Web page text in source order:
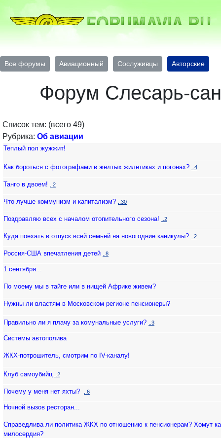
Все форумы Авиационный Сослуживцы Авторские
Форум Слесарь-
Список тем: (всего 49)
Рубрика: Об авиации
Теплый пол жужжит!
Как бороться с фотографами в желтых жилетиках и погонах? ..4
Танго в двоем! ..2
Что лучше коммунизм и капитализм? ..30
Поздравляю всех с началом отопительного сезона! ..2
Куда поехать в отпуск всей семьей на новогодние каникулы? ..2
Россия-США впечатления детей ..8
1 сентября...
По моему мы в тайге или в нищей Африке живем?
Нужны ли властям в Московском регионе пенсионеры?
Правильно ли я плачу за комунальные услуги? ..3
Системы автополива
ЖКХ-потрошитель, смотрим по IV-каналу!
Клуб самоубийц ..2
Почему у меня нет яхты? ..6
Ночной вызов ресторан...
Справедлива ли политика ЖКХ по отношению к пенсионерам? Хомут
милосердия?